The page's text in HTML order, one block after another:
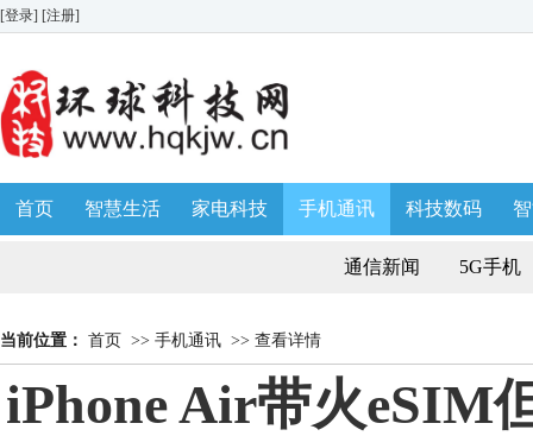
[登录] [注册]
首页 智慧生活 家电科技 手机通讯 科技数码
通信新闻 5G手机
当前位置： 首页 >> 手机通讯 >> 查看详情
iPhone Air带火eSIM